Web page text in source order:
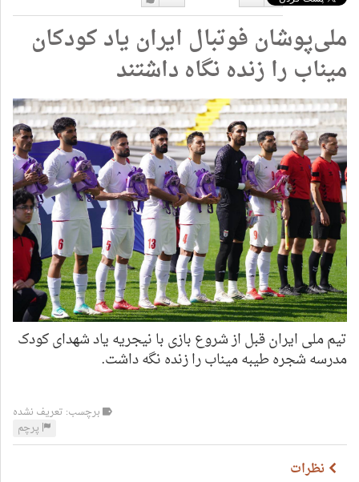
دوست
دارم
دوست
نداشتن
ملی‌پوشان فوتبال ایران یاد کودکان
میناب را زنده نگاه داشتند
تیم ملی ایران قبل از شروع بازی با نیجریه یاد شهدای کودک
مدرسه شجره طیبه میناب را زنده نگه داشت.
برچسب: تعریف نشده
پرچم
نظرات